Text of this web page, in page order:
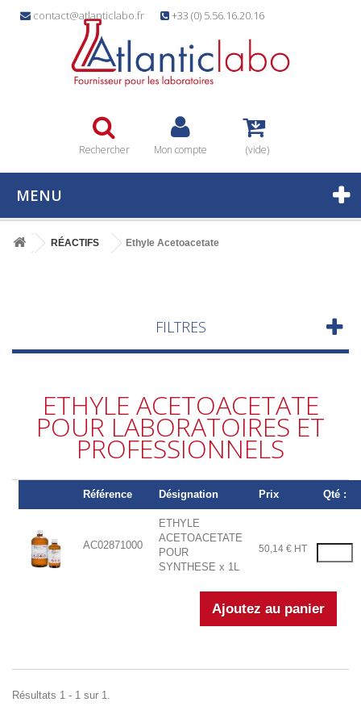
contact@atlanticlabo.fr +33 (0) 5.56.16.20.16
Rechercher Mon compte (vide)
MENU
RÉACTIFS Ethyle Acetoacetate
FILTRES
ETHYLE ACETOACETATE
POUR LABORATOIRES ET
PROFESSIONNELS
Référence Désignation Prix Qté :
AC02871000
ETHYLE
ACETOACETATE
POUR
SYNTHESE x 1L
50,14 € HT
Résultats 1 - 1 sur 1.